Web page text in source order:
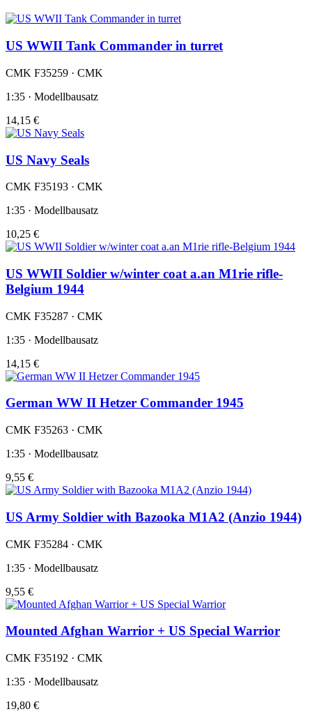
US WWII Tank Commander in turret
CMK F35259 · CMK
1:35 · Modellbausatz
14,15 €
US Navy Seals
CMK F35193 · CMK
1:35 · Modellbausatz
10,25 €
US WWII Soldier w/winter coat a.an M1rie rifle-
Belgium 1944
CMK F35287 · CMK
1:35 · Modellbausatz
14,15 €
German WW II Hetzer Commander 1945
CMK F35263 · CMK
1:35 · Modellbausatz
9,55 €
US Army Soldier with Bazooka M1A2 (Anzio 1944)
CMK F35284 · CMK
1:35 · Modellbausatz
9,55 €
Mounted Afghan Warrior + US Special Warrior
CMK F35192 · CMK
1:35 · Modellbausatz
19,80 €